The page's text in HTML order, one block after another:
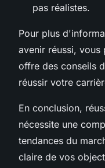
pas réalistes.
Pour plus
avenir réussi, vous
offre des conseils
réussir votre
En conclusion,
nécessite une
tendances du
claire de vos